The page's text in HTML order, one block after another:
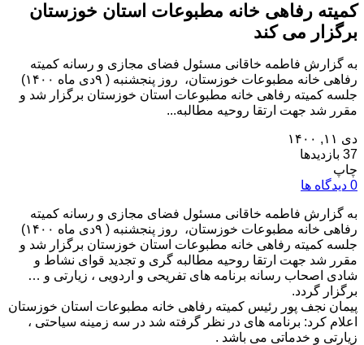
کمیته رفاهی خانه مطبوعات استان خوزستان
برگزار می کند
به گزارش فاطمه خاقانی مسئول فضای مجازی و رسانه کمیته
رفاهی خانه مطبوعات خوزستان، روز پنجشنبه ( ۹دی ماه ۱۴۰۰)
جلسه کمیته رفاهی‌ خانه مطبوعات استان خوزستان برگزار شد و
مقرر شد جهت ارتقا روحیه مطالبه...
دی ۱۱, ۱۴۰۰
37 بازدیدها
چاپ
0 دیدگاه ها
به گزارش فاطمه خاقانی مسئول فضای مجازی و رسانه کمیته
رفاهی خانه مطبوعات خوزستان، روز پنجشنبه ( ۹دی ماه ۱۴۰۰)
جلسه کمیته رفاهی‌ خانه مطبوعات استان خوزستان برگزار شد و
مقرر شد جهت ارتقا روحیه مطالبه گری و تجدید قوای نشاط و
شادی اصحاب رسانه برنامه های تفریحی و اردویی ، زیارتی و …
برگزار گردد.
پیمان نجف پور رئیس کمیته رفاهی خانه مطبوعات استان خوزستان
اعلام کرد: برنامه های در نظر گرفته شد در سه زمینه سیاحتی ،
زیارتی و خدماتی می باشد .